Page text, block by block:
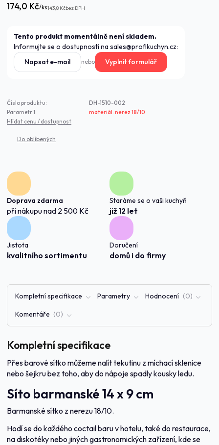
174,0 Kč/ks143,8 Kčbez DPH
Tento produkt momentálně není skladem.
Informujte se o dostupnosti na sales@profikuchyn.cz:
Napsat e-mail
nebo Vyplnit formulář
Číslo produktu:
DH-1510-002
Parametr 1:
materiál: nerez 18/10
Hlídat cenu / dostupnost
Doprava zdarma
při nákupu nad 2 500 Kč
Staráme se o vaši kuchyň
již 12 let
Jistota
kvalitního sortimentu
Doručení
domů i do firmy
Kompletní specifikace Parametry Hodnocení 0
Komentáře 0
Kompletní specifikace
Přes barové sítko můžeme nalít tekutinu z míchací sklenice
nebo šejkru bez toho, aby do nápoje spadly kousky ledu.
Síto barmanské 14 x 9 cm
Barmanské sítko z nerezu 18/10.
Hodí se do každého coctail baru v hotelu, také do restaurace,
na diskotéky nebo jiných gastronomických zařízení, kde se